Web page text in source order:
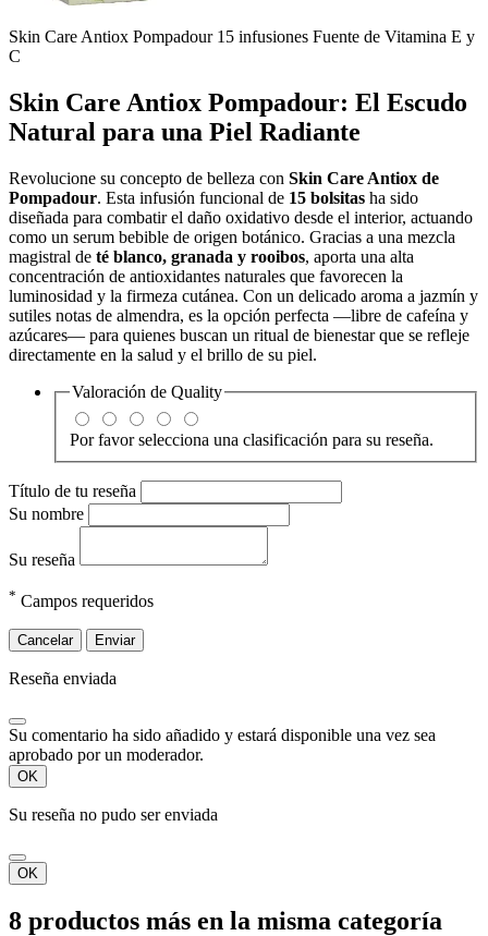
Skin Care Antiox Pompadour 15 infusiones Fuente de Vitamina E y
C
Skin Care Antiox Pompadour: El Escudo
Natural para una Piel Radiante
Revolucione su concepto de belleza con Skin Care Antiox de
Pompadour. Esta infusión funcional de 15 bolsitas ha sido
diseñada para combatir el daño oxidativo desde el interior, actuando
como un serum bebible de origen botánico. Gracias a una mezcla
magistral de té blanco, granada y rooibos, aporta una alta
concentración de antioxidantes naturales que favorecen la
luminosidad y la firmeza cutánea. Con un delicado aroma a jazmín y
sutiles notas de almendra, es la opción perfecta —libre de cafeína y
azúcares— para quienes buscan un ritual de bienestar que se refleje
directamente en la salud y el brillo de su piel.
Valoración de Quality
Por favor selecciona una clasificación para su reseña.
Título de tu reseña
Su nombre
Su reseña
* Campos requeridos
Cancelar Enviar
Reseña enviada
Su comentario ha sido añadido y estará disponible una vez sea
aprobado por un moderador.
OK
Su reseña no pudo ser enviada
OK
8 productos más en la misma categoría